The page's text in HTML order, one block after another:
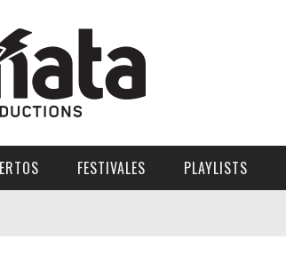
FESTIVALES PLAYLISTS